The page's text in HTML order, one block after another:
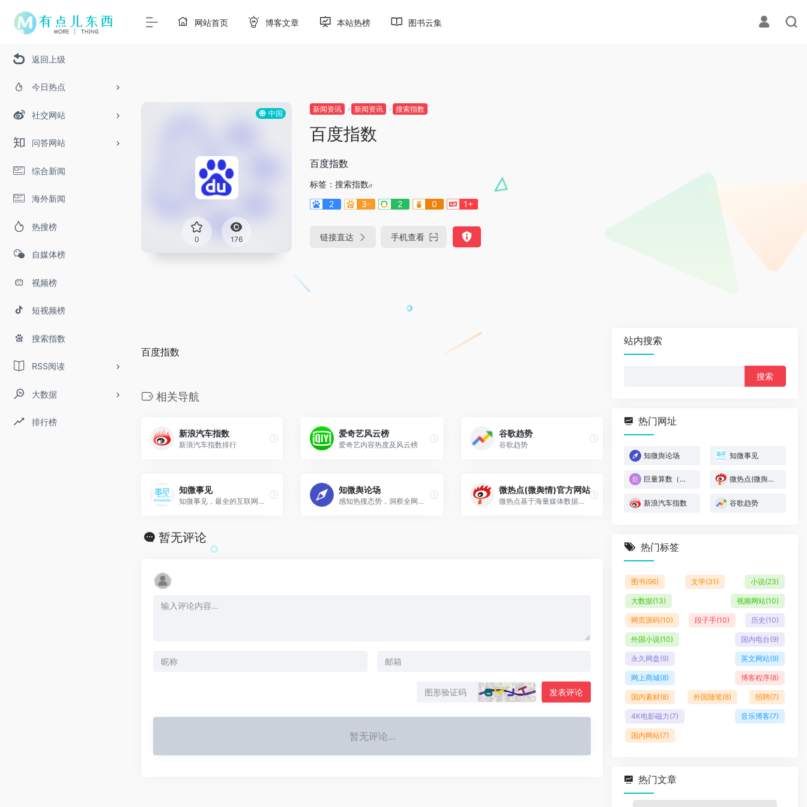
返回上级
今日热点
社交网站
问答网站
综合新闻
海外新闻
热搜榜
自媒体榜
视频榜
短视频榜
搜索指数
RSS阅读
大数据
排行榜
网站首页 博客文章 本站热榜 图书云集
中国
0 176
新闻资讯 新闻资讯 搜索指数
百度指数
百度指数
标签： 搜索指数
2
3- 2 0 1+
链接直达 手机查看
百度指数
相关导航
新浪汽车指数
新浪汽车指数排行
爱奇艺风云榜
爱奇艺内容热度及风云榜
谷歌趋势
谷歌趋势
知微事见
知微事见，最全的互联网社会热点聚合平台
知微舆论场
感知热搜态势，洞察全网生态
微热点(微舆情)官方网站
微热点基于海量媒体数据，专注帮助政府、企业、媒体以及自媒体从业者，发现正在发生或潜在发生的全网热点
暂无评论
发表评论
暂无评论...
站内搜索
热门网址
知微舆论场 知微事见
巨量算数（头条指数） 微热点(微舆情)官方网站
新浪汽车指数 谷歌趋势
热门标签
图书(96) 文学(31) 小说(23)
大数据(13) 视频网站(10)
网页源码(10) 段子手(10) 历史 (10)
外国小说(10) 国内电台(9)
永久网盘(9) 英文网站(9)
网上商城(8) 博客程序(8)
国内素材(8) 外国随笔(8) 招聘(7)
4K电影磁力 (7) 音乐博客(7)
国内网站(7)
热门文章